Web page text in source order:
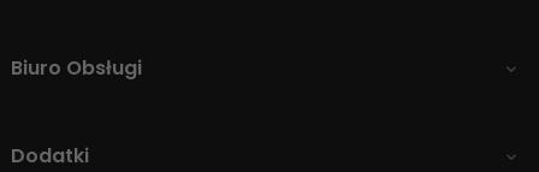
Biuro Obsługi 
Dodatki 